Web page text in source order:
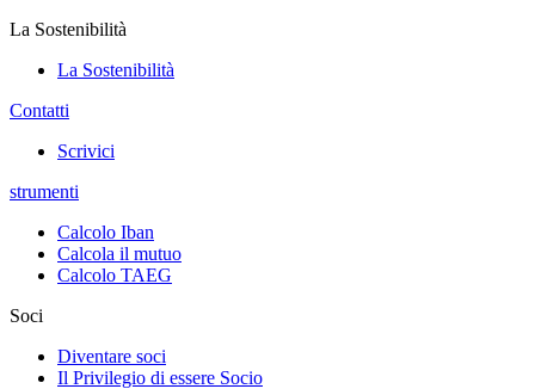
La Sostenibilità
La Sostenibilità
Contatti
Scrivici
strumenti
Calcolo Iban
Calcola il mutuo
Calcolo TAEG
Soci
Diventare soci
Il Privilegio di essere Socio